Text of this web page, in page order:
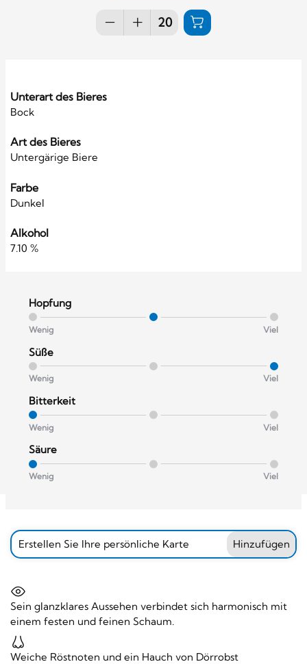
Unterart des Bieres
Bock
Art des Bieres
Untergärige Biere
Farbe
Dunkel
Alkohol
7.10 %
Hopfung
Wenig Viel
Süße
Wenig Viel
Bitterkeit
Wenig Viel
Säure
Wenig Viel
Erstellen Sie Ihre persönliche Karte Hinzufügen
Sein glanzklares Aussehen verbindet sich harmonisch mit
einem festen und feinen Schaum.
Weiche Röstnoten und ein Hauch von Dörrobst